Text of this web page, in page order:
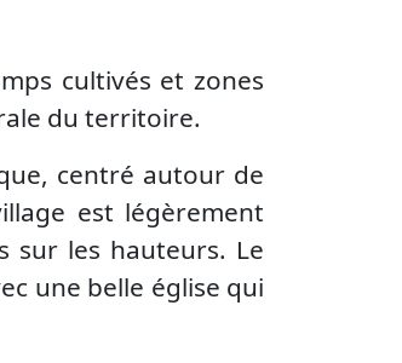
cultivés et zones
du territoire.
centré autour de
est légèrement
sur les hauteurs. Le
une belle église qui